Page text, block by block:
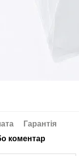
Гарантія
коментар